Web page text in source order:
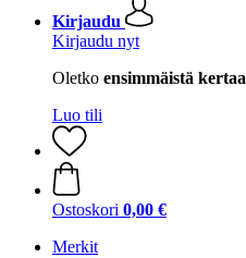
Kirjaudu
Kirjaudu nyt
Oletko ensimmäistä
Luo tili
Ostoskori 0,00 €
Merkit